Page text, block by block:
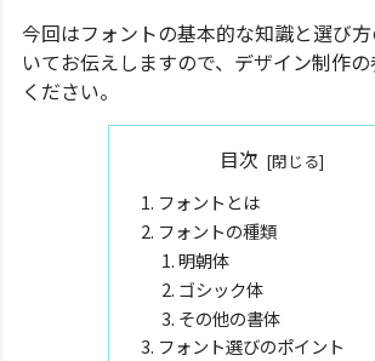
今回はフォントの基本的な知識と選び
いてお伝えしますので、デザイン制作
ください。
目次
フォントとは
フォントの種類
明朝体
ゴシック体
その他の書体
フォント選びのポイント